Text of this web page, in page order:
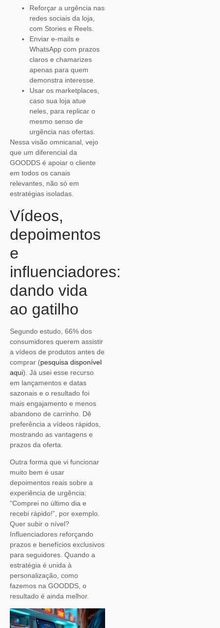
Reforçar a urgência nas
redes sociais da loja,
com Stories e Reels.
Enviar e-mails e
WhatsApp com prazos
claros e chamarizes
apenas para quem
demonstra interesse.
Usar os marketplaces,
caso sua loja atue
neles, para replicar o
mesmo senso de
urgência nas ofertas.
Nessa visão omnicanal, vejo
que um diferencial da
GOODDS é apoiar o cliente
em todos os canais
relevantes, não só em
estratégias isoladas.
Vídeos,
depoimentos
e
influenciadores:
dando vida
ao gatilho
Segundo estudo, 66% dos
consumidores querem assistir
a vídeos de produtos antes de
comprar (pesquisa disponível
aqui). Já usei esse recurso
em lançamentos e datas
sazonais e o resultado foi
mais engajamento e menos
abandono de carrinho. Dê
preferência a vídeos rápidos,
mostrando as vantagens e
prazos da oferta.
Outra forma que vi funcionar
muito bem é usar
depoimentos reais sobre a
experiência de urgência:
“Comprei no último dia e
recebi rápido!”, por exemplo.
Quer subir o nível?
Influenciadores reforçando
prazos e benefícios exclusivos
para seguidores. Quando a
estratégia é unida à
personalização, como
fazemos na GOODDS, o
resultado é ainda melhor.